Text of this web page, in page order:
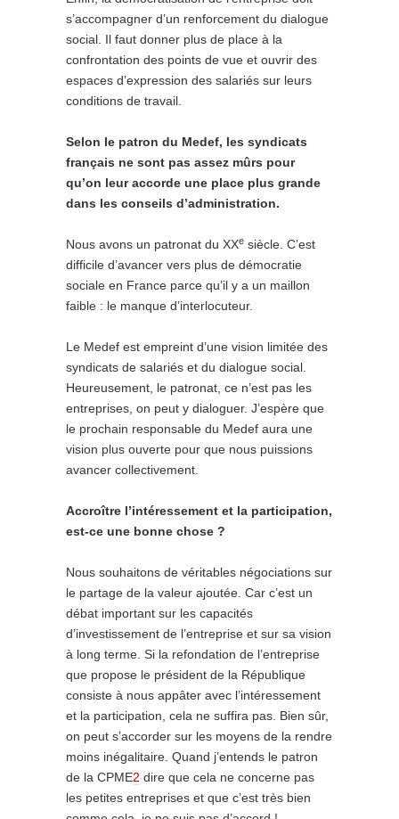
s’accompagner d’un renforcement du dialogue
social. Il faut donner plus de place à la
confrontation des points de vue et ouvrir des
espaces d’expression des salariés sur leurs
conditions de travail.
Selon le patron du Medef, les syndicats
français ne sont pas assez mûrs pour
qu’on leur accorde une place plus grande
dans les conseils d’administration.
Nous avons un patronat du XXe siècle. C’est
difficile d’avancer vers plus de démocratie
sociale en France parce qu’il y a un maillon
faible : le manque d’interlocuteur.
Le Medef est empreint d’une vision limitée des
syndicats de salariés et du dialogue social.
Heureusement, le patronat, ce n’est pas les
entreprises, on peut y dialoguer. J’espère que
le prochain responsable du Medef aura une
vision plus ouverte pour que nous puissions
avancer collectivement.
Accroître l’intéressement et la participation,
est-ce une bonne chose ?
Nous souhaitons de véritables négociations sur
le partage de la valeur ajoutée. Car c’est un
débat important sur les capacités
d’investissement de l’entreprise et sur sa vision
à long terme. Si la refondation de l’entreprise
que propose le président de la République
consiste à nous appâter avec l’intéressement
et la participation, cela ne suffira pas. Bien sûr,
on peut s’accorder sur les moyens de la rendre
moins inégalitaire. Quand j’entends le patron
de la CPME2 dire que cela ne concerne pas
les petites entreprises et que c’est très bien